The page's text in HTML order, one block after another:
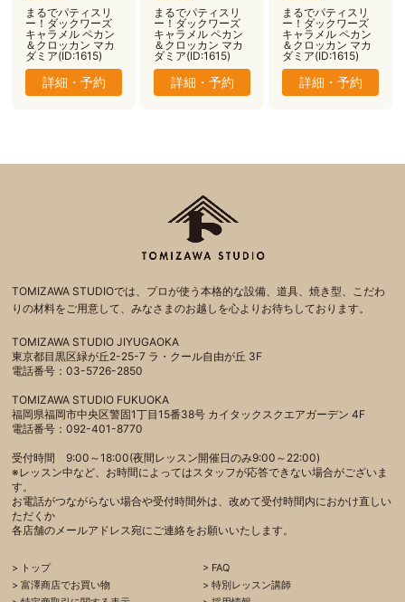
まるでパティスリ
ー！ダックワーズ
キャラメル ペカン
＆クロッカン マカ
ダミア(ID:1615)
詳細・予約
まるでパティスリ
ー！ダックワーズ
キャラメル ペカン
＆クロッカン マカ
ダミア(ID:1615)
詳細・予約
まるでパティスリ
ー！ダックワーズ
キャラメル ペカン
＆クロッカン マカ
ダミア(ID:1615)
詳細・予約
TOMIZAWA STUDIOでは、プロが使う本格的な設備、道具、焼き型、こだわ
りの材料をご用意して、みなさまのお越しを心よりお待ちしております。
TOMIZAWA STUDIO JIYUGAOKA
東京都目黒区緑が丘2-25-7 ラ・クール自由が丘 3F
電話番号：03-5726-2850
TOMIZAWA STUDIO FUKUOKA
福岡県福岡市中央区警固1丁目15番38号 カイタックスクエアガーデン 4F
電話番号：092-401-8770
受付時間 9:00～18:00(夜間レッスン開催日のみ9:00～22:00)
※レッスン中など、お時間によってはスタッフが応答できない場合がございま
す。
お電話がつながらない場合や受付時間外は、改めて受付時間内におかけ直しい
ただくか
各店舗のメールアドレス宛にご連絡をお願いいたします。
トップ
FAQ
富澤商店でお買い物
特別レッスン講師